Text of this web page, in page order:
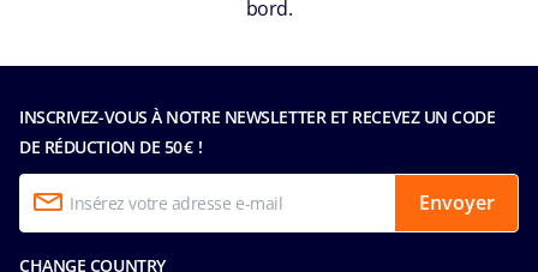
bord.
INSCRIVEZ-VOUS À NOTRE NEWSLETTER ET RECEVEZ UN CODE
DE RÉDUCTION DE 50 € !
Envoyer
CHANGE COUNTRY